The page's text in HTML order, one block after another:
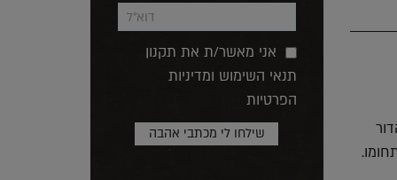
הדור
אני מאשר/ת את תקנון
תנאי השימוש ומדיניות
הפרטיות